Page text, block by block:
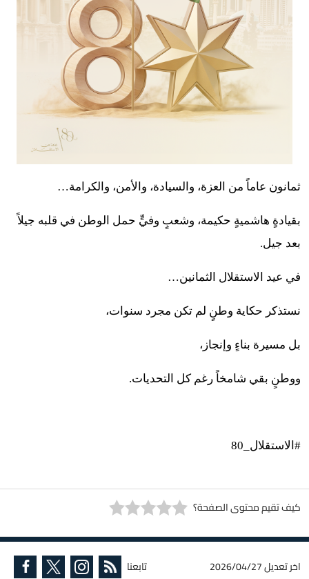
ثمانون عاماً من العزة، والسيادة، والأمن، والكرامة…
بقيادةٍ هاشميةٍ حكيمة، وشعبٍ وفيٍّ حمل الوطن في قلبه جيلاً
بعد جيل.
في عيد الاستقلال الثمانين…
نستذكر حكاية وطنٍ لم تكن مجرد سنوات،
بل مسيرة بناءٍ وإنجاز،
ووطنٍ بقي شامخاً رغم كل التحديات.
#الاستقلال_80
كيف تقيم محتوى الصفحة؟
اخر تعديل2026/04/27 تابعنا